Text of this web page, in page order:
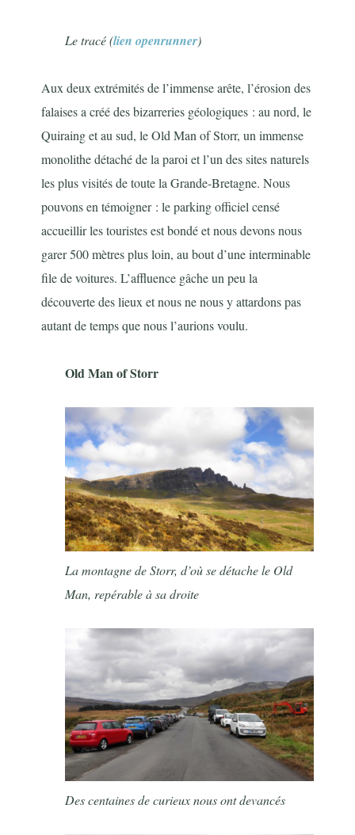
Le tracé (lien openrunner)
Aux deux extrémités de l’immense arête, l’érosion des
falaises a créé des bizarreries géologiques : au nord, le
Quiraing et au sud, le Old Man of Storr, un immense
monolithe détaché de la paroi et l’un des sites naturels
les plus visités de toute la Grande-Bretagne. Nous
pouvons en témoigner : le parking officiel censé
accueillir les touristes est bondé et nous devons nous
garer 500 mètres plus loin, au bout d’une interminable
file de voitures. L’affluence gâche un peu la
découverte des lieux et nous ne nous y attardons pas
autant de temps que nous l’aurions voulu.
Old Man of Storr
La montagne de Storr, d’où se détache le Old
Man, repérable à sa droite
Des centaines de curieux nous ont devancés